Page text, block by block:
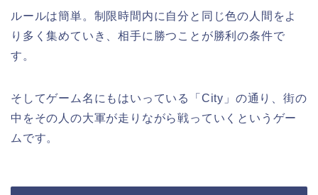
ルールは簡単。制限時間内に自分と同じ色の人間をよ
り多く集めていき、相手に勝つことが勝利の条件で
す。
そしてゲーム名にもはいっている「City」の通り、街の
中をその人の大軍が走りながら戦っていくというゲー
ムです。